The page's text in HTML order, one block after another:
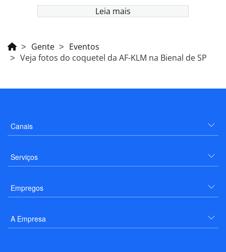
Leia mais
Gente
Eventos
Veja fotos do coquetel da AF-KLM na Bienal de SP
Canais
Serviços
Empregos
A Empresa